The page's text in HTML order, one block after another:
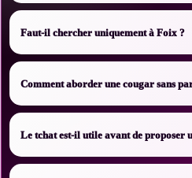
Faut-il chercher uniquement à Foix ?
Comment aborder une cougar sans
Le tchat est-il utile avant de proposer